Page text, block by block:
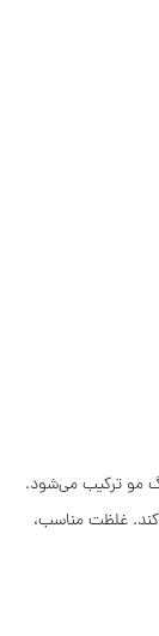
مو ترکیب می‌شود.
غلظت مناسب،